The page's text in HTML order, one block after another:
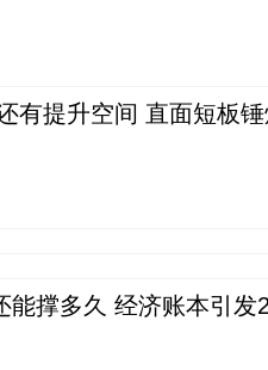
有提升空间 直面短板锤
能撑多久 经济账本引发